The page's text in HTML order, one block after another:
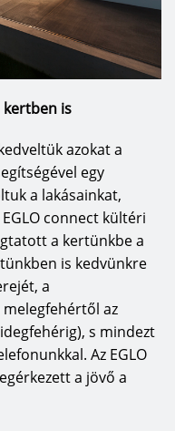
re nyúlik vissza,
megnyitotta az első
néven. 1986-ban
az európai
a konszernen belül
nemcsak
Amerikában is. Az EGLO
1992-ben kezdte
ezután felépült az
ezer darab lámpa
központ és az első
de az EGLO 2019-ben
újabb lámpaszalont
az országos SHOP in
túlnyomó
kertben is
azokat a
egy
a lakásainkat,
connect kültéri
a kertünkbe a
is kedvünkre
a
az
s mindezt
Az EGLO
a jövő a